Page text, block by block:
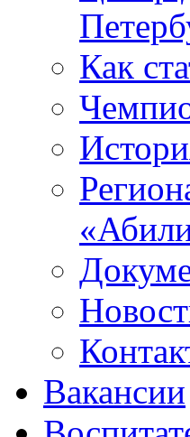
Как
Вакансии